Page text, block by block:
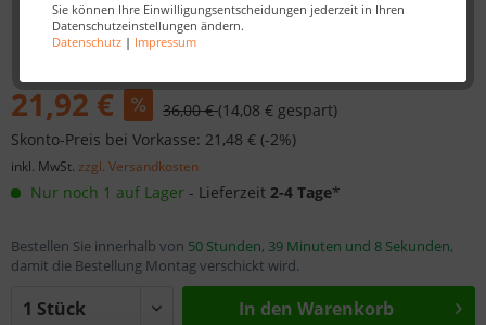
Sie können Ihre Einwilligungsentscheidungen jederzeit in Ihren
Datenschutzeinstellungen ändern.
Datenschutz| Impressum
21,92 € 36,00 €(14,08 € gespart)
Skonto-Preis bei Vorkasse: 21,48 € (-2%)
inkl. MwSt. zzgl. Versandkosten
Nur noch 1 auf Lager - Lieferzeit 2-4 Tage*
Bestellen Sie innerhalb von 50 Stunden, 39 Minuten und 8 Sekunden,
damit die Bestellung Montag verschickt wird.
In den Warenkorb